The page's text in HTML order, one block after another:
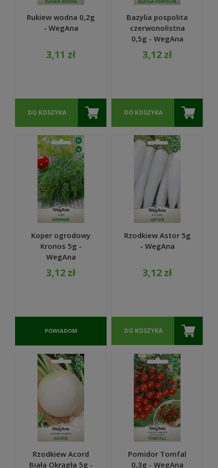
Rukiew wodna 0,2g
- WegAna
3,11 zł
DO KOSZYKA
Bazylia pospolita
czerwonolistna
0,5g - WegAna
3,12 zł
DO KOSZYKA
Koper ogrodowy
Kronos 5g -
WegAna
3,12 zł
POWIADOM
DOSTĘPNOŚCI
Rzodkiew Astor 5g
- WegAna
3,12 zł
DO KOSZYKA
Rzodkiew Acord
Biała Okrągła 5g -
Pomidor Tomfal
0,3g - WegAna